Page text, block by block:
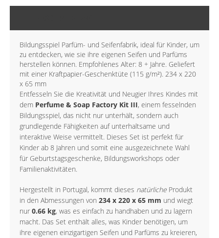
Bildungsspiel Parfüm- und Seifenfabrik, ideal für Kinder, um
zu entdecken, wie sie ihre eigenen Seifen und Parfüms
herstellen können. Empfohlenes Alter: 8 + Jahre. Geliefert
mit einer Kraftpapier-Geschenktüte (115 g/m²). 234 x 220
x 65 mm
Entfesseln Sie die Kreativität und Neugier Ihres Kindes mit
dem Perfume & Soap Factory Kit III, einem fesselnden
Bildungsspiel, das nicht nur unterhält, sondern auch
grundlegende Fähigkeiten auf unterhaltsame und
interaktive Weise vermittelt. Dieses Set ist perfekt für
Kinder ab 8 Jahren und somit eine ausgezeichnete Wahl
für Geburtstagsgeschenke, Bildungsworkshops oder
Familienaktivitäten.
Hergestellt in Portugal, kommt dieses natürliche Produkt
in den Abmessungen von 234 x 220 x 65 mm und wiegt
nur 0.66 kg, was es einfach zu handhaben und zu lagern
macht. Das Set enthält alles, was Kinder benötigen, um
ihre eigenen einzigartigen Seifen und Parfüms zu kreieren,